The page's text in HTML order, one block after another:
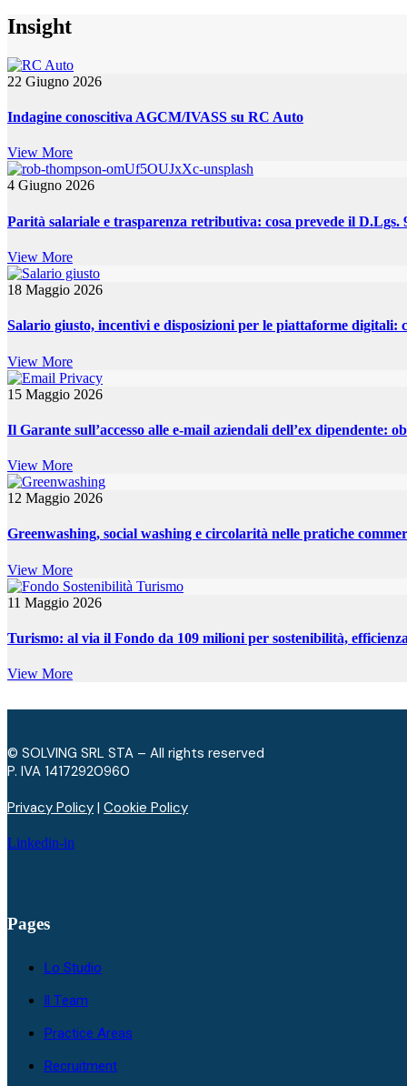
Insight
22 Giugno 2026
Indagine conoscitiva AGCM/IVASS su RC Auto
View More
4 Giugno 2026
Parità salariale e trasparenza retributiva: cosa prevede il D.Lgs.
View More
18 Maggio 2026
Salario giusto, incentivi e disposizioni per le piattaforme digitali:
View More
15 Maggio 2026
Il Garante sull’accesso alle e-mail aziendali dell’ex dipendente:
View More
12 Maggio 2026
Greenwashing, social washing e circolarità nelle pratiche
View More
11 Maggio 2026
Turismo: al via il Fondo da 109 milioni per sostenibilità,
View More
© SOLVING SRL STA – All rights reserved
P. IVA ​14172920960
Privacy Policy | Cookie Policy
Linkedin-in
Pages
Lo Studio
Il Team
Practice Areas
Recruitment